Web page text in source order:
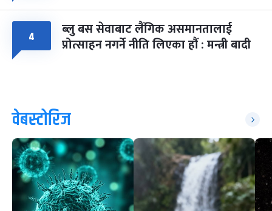
४ ब्लु बस सेवाबाट लैंगिक असमानतालाई
प्रोत्साहन नगर्ने नीति लिएका हौं : मन्त्री बादी
वेबस्टोरिज